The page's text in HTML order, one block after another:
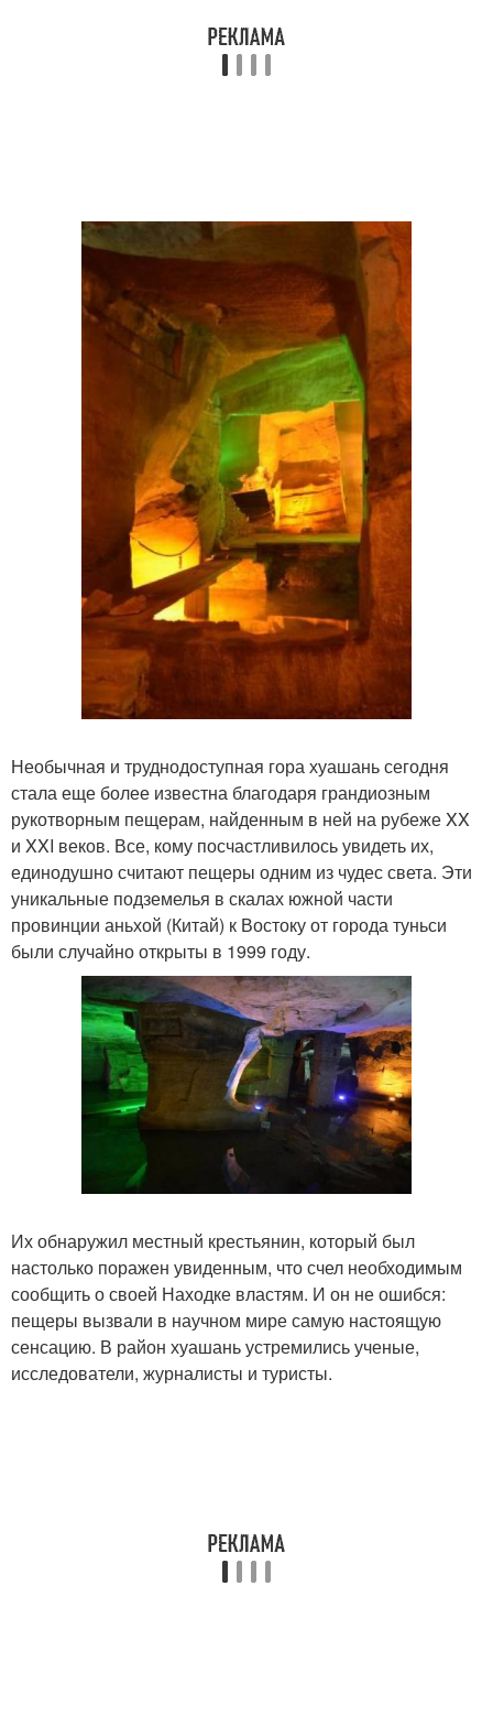
Необычная и труднодоступная гора хуашань сегодня
стала еще более известна благодаря грандиозным
рукотворным пещерам, найденным в ней на рубеже XX
и XXI веков. Все, кому посчастливилось увидеть их,
единодушно считают пещеры одним из чудес света. Эти
уникальные подземелья в скалах южной части
провинции аньхой (Китай) к Востоку от города туньси
были случайно открыты в 1999 году.
Их обнаружил местный крестьянин, который был
настолько поражен увиденным, что счел необходимым
сообщить о своей Находке властям. И он не ошибся:
пещеры вызвали в научном мире самую настоящую
сенсацию. В район хуашань устремились ученые,
исследователи, журналисты и туристы.